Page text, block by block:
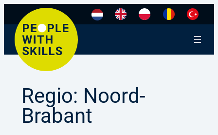
naar
inhoud
Regio: Noord-
Brabant